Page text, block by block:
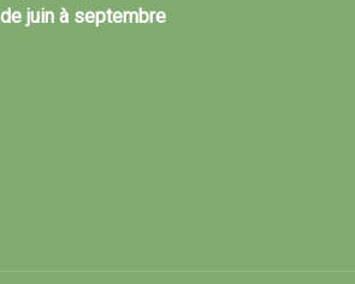
juin à septembre